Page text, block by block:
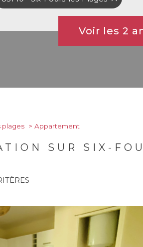
Voir les 2
plages Appartement
SUR SIX-